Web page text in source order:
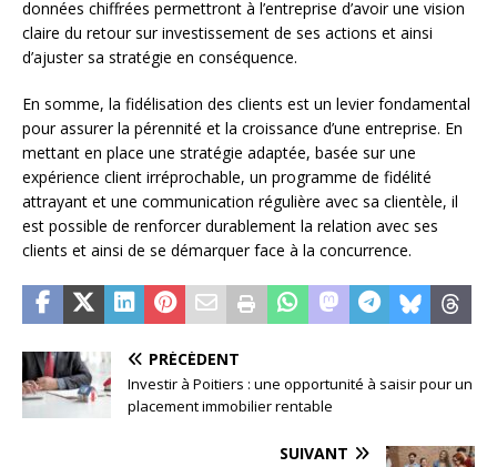
données chiffrées permettront à l’entreprise d’avoir une vision
claire du retour sur investissement de ses actions et ainsi
d’ajuster sa stratégie en conséquence.
En somme, la fidélisation des clients est un levier fondamental
pour assurer la pérennité et la croissance d’une entreprise. En
mettant en place une stratégie adaptée, basée sur une
expérience client irréprochable, un programme de fidélité
attrayant et une communication régulière avec sa clientèle, il
est possible de renforcer durablement la relation avec ses
clients et ainsi de se démarquer face à la concurrence.
PRÉCÉDENT
Investir à Poitiers : une opportunité à saisir pour un
placement immobilier rentable
SUIVANT